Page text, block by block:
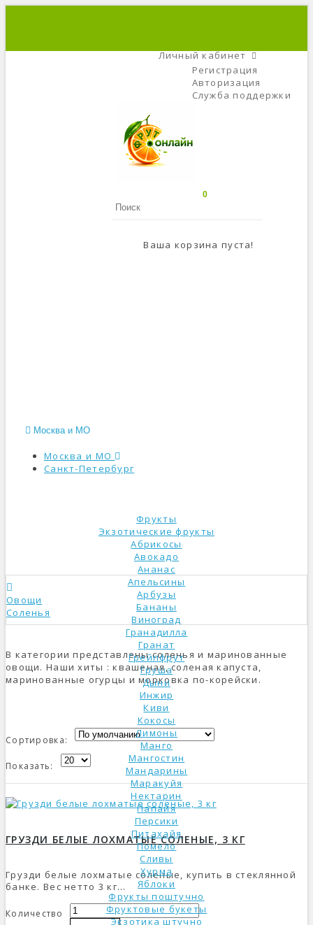
Личный кабинет
Регистрация
Авторизация
Служба поддержки
0
Ваша корзина пуста!
Москва и МО
Москва и МО
Санкт-Петербург
Фрукты
Экзотические фрукты
Абрикосы
Авокадо
Ананас
Апельсины
Арбузы
Бананы
Виноград
Гранадилла
Гранат
Грейпфрут
Груша
Дыни
Инжир
Киви
Кокосы
Лимоны
Манго
Мангостин
Мандарины
Маракуйя
Нектарин
Папайя
Персики
Питахайя
Помело
Сливы
Хурма
Яблоки
Фрукты поштучно
Фруктовые букеты
Экзотика штучно
Овощи
Соленья
В категории представлены соленья и маринованные
овощи. Наши хиты : квашеная, соленая капуста,
маринованные огурцы и морковка по-корейски.
Сортировка:
Показать:
ГРУЗДИ БЕЛЫЕ ЛОХМАТЫЕ СОЛЕНЫЕ, 3 КГ
Грузди белые лохматые соленые, купить в стеклянной
банке. Вес нетто 3 кг...
Количество